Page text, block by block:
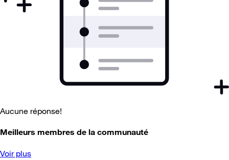
Aucune réponse!
Meilleurs membres de la communauté
Voir plus